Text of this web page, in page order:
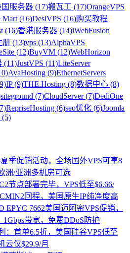
服务器 (17)搬瓦工 (17)OrangeVPS
Mart (16)DesiVPS (16)购买教程
(16)香港服务器 (14)iWebFusion
册 (13)vps (13)AlphaVPS
(12)BuyVM (12)WebHorizon
(11)JustVPS (11)LiteServer
AvaHosting (9)EthernetServers
IP (9)THE.Hosting (8)数据中心 (8)
siteground (7)CloudServer (7)DediOne
RepriseHosting (6)seo优化 (6)Joomla
(5)
季促销活动，全场国外VPS可享8
洲/亚洲多机房可选
节点部署完毕，VPS低至$6.66/
回程，美国原生IP纯净度高
EPYC 7662美国迈阿密VPS促销，
1Gbps带宽，免费DDoS防护
：首单6.5折，美国硅谷VPS低至
云仅$29.9/月